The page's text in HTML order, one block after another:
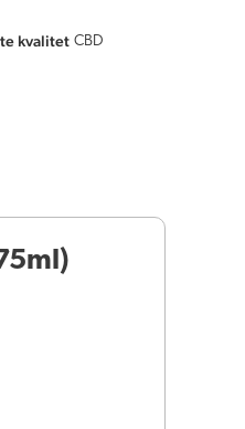
kvalitet CBD